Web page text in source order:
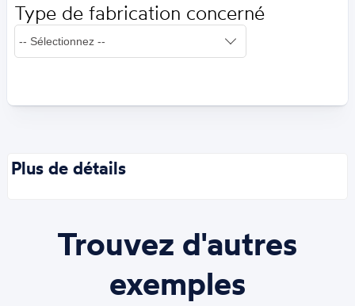
Type de fabrication concerné
Plus de détails
Trouvez d'autres
exemples